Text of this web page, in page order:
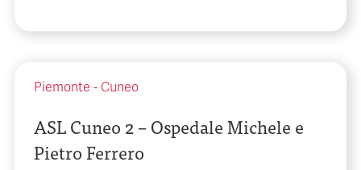
Piemonte - Cuneo
ASL Cuneo 2 – Ospedale Michele e
Pietro Ferrero